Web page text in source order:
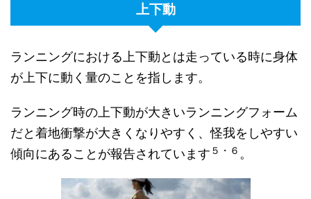
上下動
ランニングにおける上下動とは走っている時に身体
が上下に動く量のことを指します。
ランニング時の上下動が大きいランニングフォーム
だと着地衝撃が大きくなりやすく、怪我をしやすい
傾向にあることが報告されています ５・６ 。